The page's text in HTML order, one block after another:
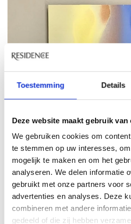
Toestemming Details
Deze website maakt gebruik van
We gebruiken cookies om
te stemmen op uw interesses,
mogelijk te maken en om het
analyseren. We delen informatie
gebruikt met onze partners voor
advertenties en analyses. Deze
combineren met andere
gedeeld of die zij hebben